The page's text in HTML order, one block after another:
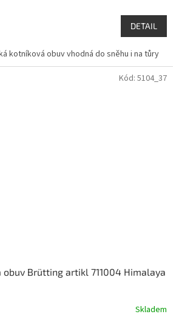
DETAIL
kotníková obuv vhodná do sněhu i na tůry
obuv Brütting artikl 711004 Himalaya
Skladem
Kód: 5104_37